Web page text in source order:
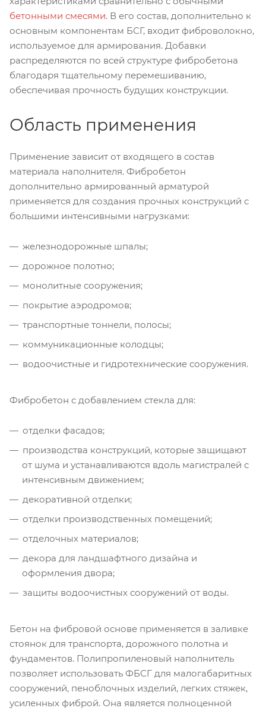
бетонными смесями. В его состав, дополнительно к
основным компонентам БСГ, входит фиброволокно,
используемое для армирования. Добавки
распределяются по всей структуре фибробетона
благодаря тщательному перемешиванию,
обеспечивая прочность будущих конструкции.
Область применения
Применение зависит от входящего в состав
материала наполнителя. Фибробетон
дополнительно армированный арматурой
применяется для создания прочных конструкций с
большими интенсивными нагрузками:
железнодорожные шпалы;
дорожное полотно;
монолитные сооружения;
покрытие аэродромов;
транспортные тоннели, полосы;
коммуникационные колодцы;
водоочистные и гидротехнические сооружения.
Фибробетон с добавлением стекла для:
отделки фасадов;
производства конструкций, которые защищают
от шума и устанавливаются вдоль магистралей с
интенсивным движением;
декоративной отделки;
отделки производственных помещений;
отделочных материалов;
декора для ландшафтного дизайна и
оформления двора;
защиты водоочистных сооружений от воды.
Бетон на фибровой основе применяется в заливке
стоянок для транспорта, дорожного полотна и
фундаментов. Полипропиленовый наполнитель
позволяет использовать ФБСГ для малогабаритных
сооружений, пеноблочных изделий, легких стяжек,
усиленных фиброй. Она является полноценной